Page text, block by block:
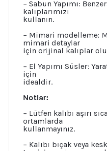
– Sabun Yapımı:
kalıplarımızı
kullanın.
– Mimari modelleme:
mimari detaylar
için orijinal kalıplar
– El Yapımı Süsler:
için
idealdir.
Notlar:
– Lütfen kalıbı aşırı
ortamlarda
kullanmayınız.
– Kalıbı bıçak veya